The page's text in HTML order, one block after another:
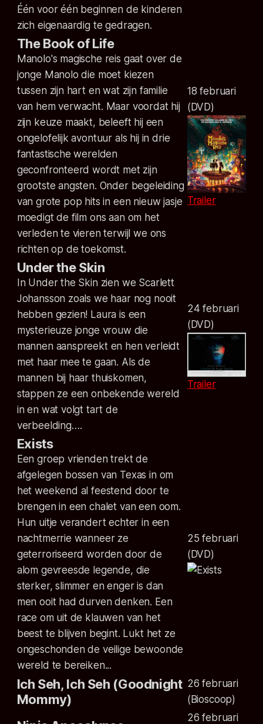
Één voor één beginnen de kinderen
zich eigenaardig te gedragen.
The Book of Life
Manolo's magische reis gaat over de
jonge Manolo die moet kiezen
tussen zijn hart en wat zijn familie
van hem verwacht. Maar voordat hij
zijn keuze maakt, beleeft hij een
ongelofelijk avontuur als hij in drie
fantastische werelden
geconfronteerd wordt met zijn
grootste angsten. Onder begeleiding
van grote pop hits in een nieuw jasje
moedigt de film ons aan om het
verleden te vieren terwijl we ons
richten op de toekomst.
18 februari
(DVD)
Trailer
Under the Skin
In Under the Skin zien we Scarlett
Johansson zoals we haar nog nooit
hebben gezien! Laura is een
mysterieuze jonge vrouw die
mannen aanspreekt en hen verleidt
met haar mee te gaan. Als de
mannen bij haar thuiskomen,
stappen ze een onbekende wereld
in en wat volgt tart de
verbeelding….
24 februari
(DVD)
Trailer
Exists
Een groep vrienden trekt de
afgelegen bossen van Texas in om
het weekend al feestend door te
brengen in een chalet van een oom.
Hun uitje verandert echter in een
nachtmerrie wanneer ze
geterroriseerd worden door de
alom gevreesde legende, die
sterker, slimmer en enger is dan
men ooit had durven denken. Een
race om uit de klauwen van het
beest te blijven begint. Lukt het ze
ongeschonden de veilige bewoonde
wereld te bereiken...
25 februari
(DVD)
Ich Seh, Ich Seh (Goodnight
Mommy)
26 februari
(Bioscoop)
26 februari